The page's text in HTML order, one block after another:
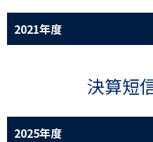
2021年度
決算短
2025年度